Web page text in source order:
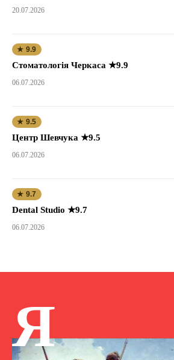
20.07.2026
★ 9.9
Стоматологія Черкаса ★9.9
06.07.2026
★ 9.5
Центр Шевчука ★9.5
06.07.2026
★ 9.7
Dental Studio ★9.7
06.07.2026
Я